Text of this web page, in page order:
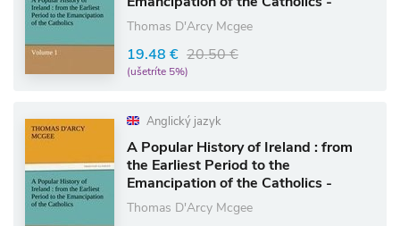
Volume 1
Thomas D'Arcy Mcgee
19.48 € 20.50 €
(ušetríte 5%)
Anglický jazyk
A Popular History of Ireland : from
the Earliest Period to the
Emancipation of the Catholics -
Volume 2
Thomas D'Arcy Mcgee